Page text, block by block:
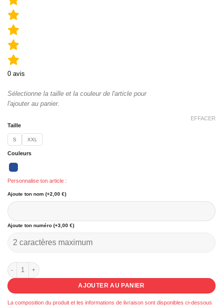
0 avis
Sélectionne la taille et la couleur de l'article pour
l'ajouter au panier.
Taille
S XXL
Couleurs
EFFACER
Personnalise ton article :
Ajoute ton nom (+2,00 €)
Ajoute ton numéro (+3,00 €)
quantité de 041 - Réversible Pierrelatte basket
AJOUTER AU PANIER
La composition du produit et les informations de livraison sont disponibles ci-dessous